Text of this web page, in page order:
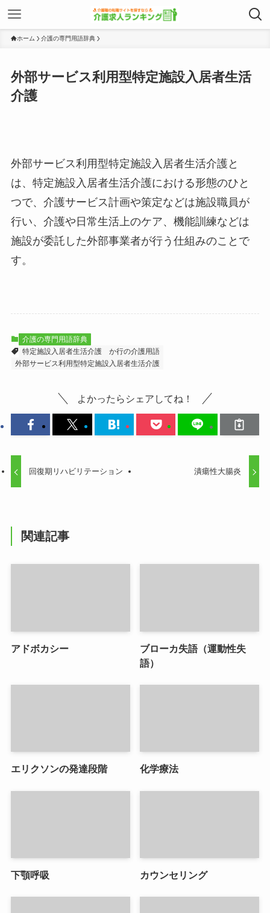
ホーム 介護の専門用語辞典
外部サービス利用型特定施設入居者生活
介護
外部サービス利用型特定施設入居者生活介護と
は、特定施設入居者生活介護における形態のひと
つで、介護サービス計画や策定などは施設職員が
行い、介護や日常生活上のケア、機能訓練などは
施設が委託した外部事業者が行う仕組みのことで
す。
介護の専門用語辞典
特定施設入居者生活介護
か行の介護用語
外部サービス利用型特定施設入居者生活介護
よかったらシェアしてね！
回復期リハビリテーション 潰瘍性大腸炎
関連記事
アドボカシー
ブローカ失語（運動性失
語）
エリクソンの発達段階 化学療法
下顎呼吸 カウンセリング